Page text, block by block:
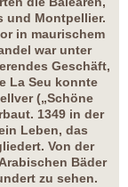
und Montpellier.
in maurischem
war unter
Geschäft,
La Seu konnte
(„Schöne
1349 in der
Leben, das
Von der
Bäder
zu sehen.